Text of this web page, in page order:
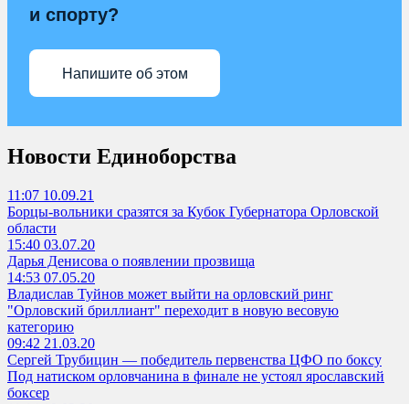
и спорту?
Напишите об этом
Новости Единоборства
11:07 10.09.21
Борцы-вольники сразятся за Кубок Губернатора Орловской
области
15:40 03.07.20
Дарья Денисова о появлении прозвища
14:53 07.05.20
Владислав Туйнов может выйти на орловский ринг
"Орловский бриллиант" переходит в новую весовую
категорию
09:42 21.03.20
Сергей Трубицин — победитель первенства ЦФО по боксу
Под натиском орловчанина в финале не устоял ярославский
боксер